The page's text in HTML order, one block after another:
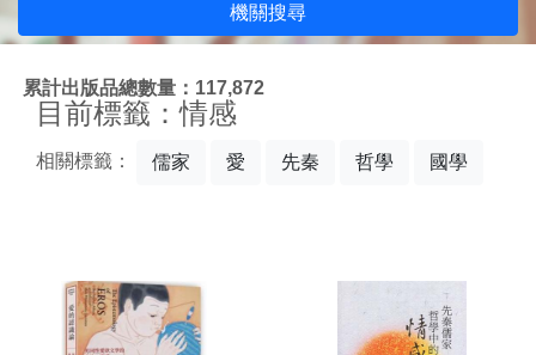
機關搜尋
累計出版品總數量：117,872
目前標籤：情感
相關標籤： 儒家 愛 先秦 哲學 國學